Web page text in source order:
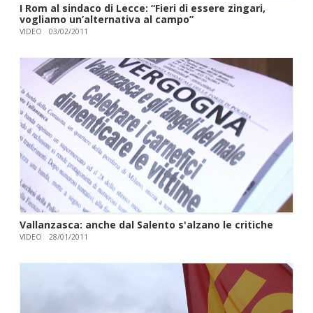
I Rom al sindaco di Lecce: “Fieri di essere zingari,
vogliamo un’alternativa al campo”
VIDEO 03/02/2011
Vallanzasca: anche dal Salento s'alzano le critiche
VIDEO 28/01/2011